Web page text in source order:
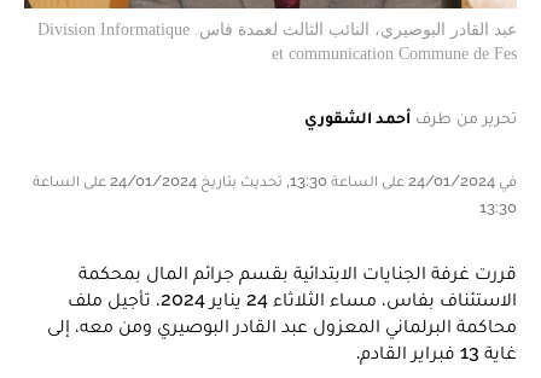
عبد القادر البوصيري، النائب الثالث لعمدة فاس. Division Informatique
et communication Commune de Fes
تحرير من طرف أحمد الشقوري
في 24/01/2024 على الساعة 13:30, تحديث بتاريخ 24/01/2024 على الساعة
13:30
قررت غرفة الجنايات الابتدائية بقسم جرائم المال بمحكمة
الاستئناف بفاس، مساء الثلاثاء 24 يناير 2024، تأجيل ملف
محاكمة البرلماني المعزول عبد القادر البوصيري ومن معه، إلى
غاية 13 فبراير القادم.